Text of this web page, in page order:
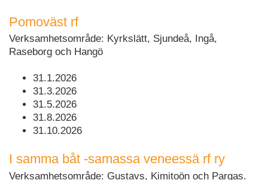
Pomoväst rf
Verksamhetsområde: Kyrkslätt, Sjundeå, Ingå,
Raseborg och Hangö
31.1.2026
31.3.2026
31.5.2026
31.8.2026
31.10.2026
I samma båt -samassa veneessä rf ry
Verksamhetsområde: Gustavs, Kimitoön och Pargas.